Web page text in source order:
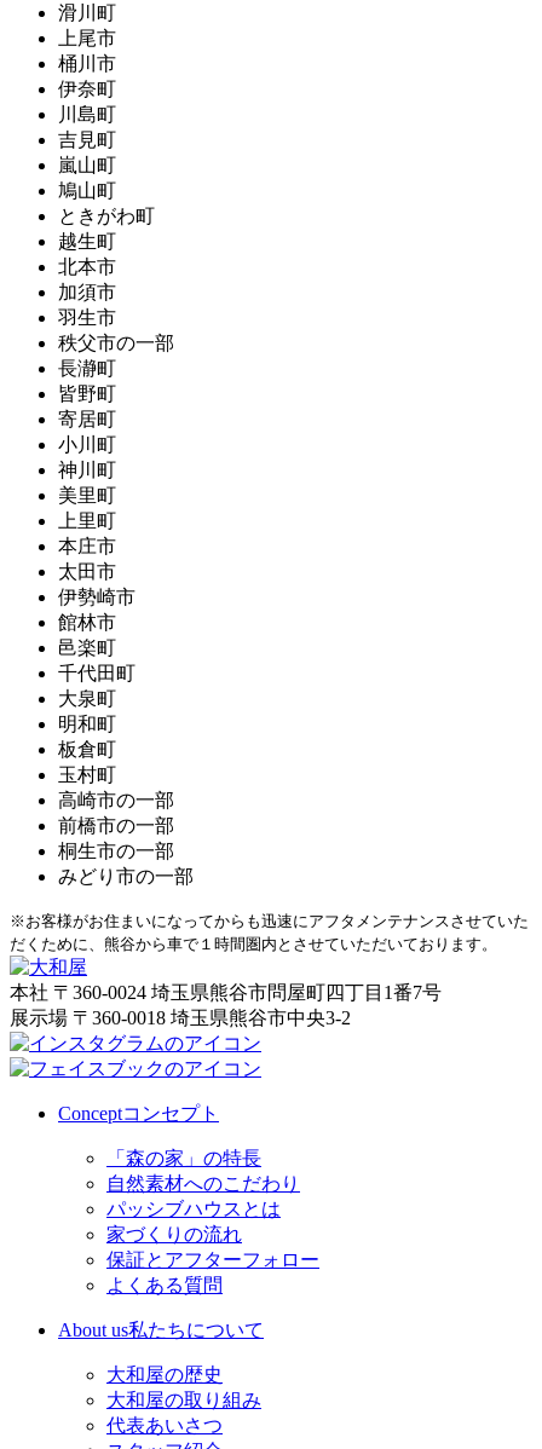
滑川町
上尾市
桶川市
伊奈町
川島町
吉見町
嵐山町
鳩山町
ときがわ町
越生町
北本市
加須市
羽生市
秩父市の一部
長瀞町
皆野町
寄居町
小川町
神川町
美里町
上里町
本庄市
太田市
伊勢崎市
館林市
邑楽町
千代田町
大泉町
明和町
板倉町
玉村町
高崎市の一部
前橋市の一部
桐生市の一部
みどり市の一部
※お客様がお住まいになってからも迅速にアフタメンテナンスさせていた
だくために、熊谷から車で１時間圏内とさせていただいております。
本社 〒360-0024 埼玉県熊谷市問屋町四丁目1番7号
展示場 〒360-0018 埼玉県熊谷市中央3-2
Conceptコンセプト
「森の家」の特長
自然素材へのこだわり
パッシブハウスとは
家づくりの流れ
保証とアフターフォロー
よくある質問
About us私たちについて
大和屋の歴史
大和屋の取り組み
代表あいさつ